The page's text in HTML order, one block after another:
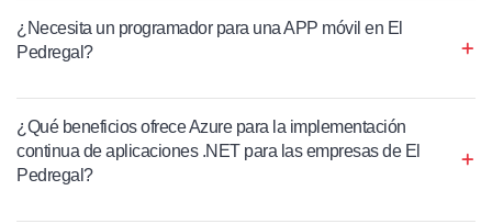
¿Necesita un programador para una APP móvil en El
Pedregal?
¿Qué beneficios ofrece Azure para la implementación
continua de aplicaciones .NET para las empresas de El
Pedregal?